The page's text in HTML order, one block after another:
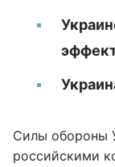
Силы обороны
российскими